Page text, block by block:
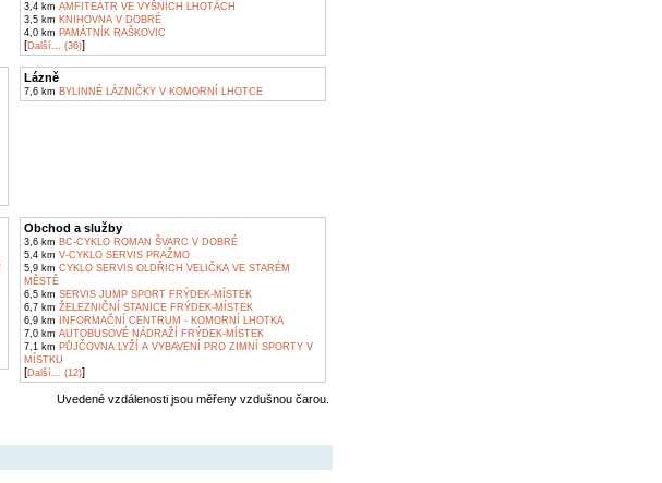
3,4 km AMFITEÁTR VE VYŠNÍCH LHOTÁCH
3,5 km KNIHOVNA V DOBRÉ
4,0 km PAMÁTNÍK RAŠKOVIC
[Další... (36)]
Lázně
7,6 km BYLINNÉ LÁZNIČKY V KOMORNÍ LHOTCE
Obchod a služby
3,6 km BC-CYKLO ROMAN ŠVARC V DOBRÉ
5,4 km V-CYKLO SERVIS PRAŽMO
5,9 km CYKLO SERVIS OLDŘICH VELIČKA VE STARÉM
MĚSTĚ
6,5 km SERVIS JUMP SPORT FRÝDEK-MÍSTEK
6,7 km ŽELEZNIČNÍ STANICE FRÝDEK-MÍSTEK
6,9 km INFORMAČNÍ CENTRUM - KOMORNÍ LHOTKA
7,0 km AUTOBUSOVÉ NÁDRAŽÍ FRÝDEK-MÍSTEK
7,1 km PŮJČOVNA LYŽÍ A VYBAVENÍ PRO ZIMNÍ SPORTY V
MÍSTKU
[Další... (12)]
Uvedené vzdálenosti jsou měřeny vzdušnou čarou.